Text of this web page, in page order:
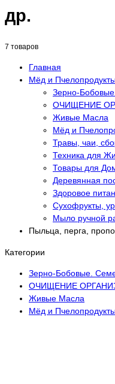
др.
7 товаров
Главная
Мёд и
Зерно-
ОЧИЩЕНИЕ
Живые Масла
Мёд и
Травы, чаи,
Техника для
Товары для
Деревянная
Здоровое
Сухофрукты,
Мыло ручной
Пыльца, перга,
Категории
Зерно-Бобовые.
ОЧИЩЕНИЕ
Живые Масла
Мёд и